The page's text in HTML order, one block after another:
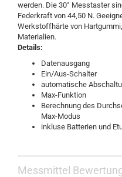
werden. Die 30° Messtaster
Federkraft von 44,50 N.
Werkstoffhärte von
Materialien.
Details:
Datenausgang
Ein/Aus-Schalter
automatische
Max-Funktion
Berechnung des
Max-Modus
inkluse Batterien und
Messmittel